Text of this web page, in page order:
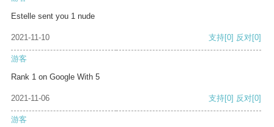
Estelle sent you 1 nude
2021-11-10 支持[0] 反对[0]
游客
Rank 1 on Google With 5
2021-11-06 支持[0] 反对[0]
游客